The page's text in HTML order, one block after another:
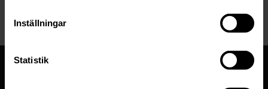
Inställningar
Statistik
website to be suspended.